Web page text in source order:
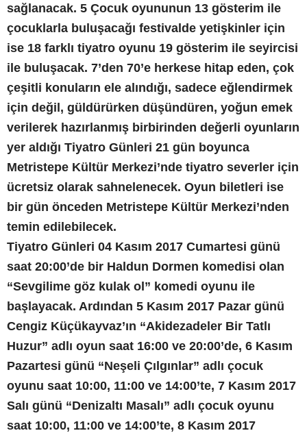
sağlanacak. 5 Çocuk oyununun 13 gösterim ile
çocuklarla buluşacağı festivalde yetişkinler için
ise 18 farklı tiyatro oyunu 19 gösterim ile seyircisi
ile buluşacak. 7’den 70’e herkese hitap eden, çok
çeşitli konuların ele alındığı, sadece eğlendirmek
için değil, güldürürken düşündüren, yoğun emek
verilerek hazırlanmış birbirinden değerli oyunların
yer aldığı Tiyatro Günleri 21 gün boyunca
Metristepe Kültür Merkezi’nde tiyatro severler için
ücretsiz olarak sahnelenecek. Oyun biletleri ise
bir gün önceden Metristepe Kültür Merkezi’nden
temin edilebilecek.
Tiyatro Günleri 04 Kasım 2017 Cumartesi günü
saat 20:00’de bir Haldun Dormen komedisi olan
“Sevgilime göz kulak ol” komedi oyunu ile
başlayacak. Ardından 5 Kasım 2017 Pazar günü
Cengiz Küçükayvaz’ın “Akidezadeler Bir Tatlı
Huzur” adlı oyun saat 16:00 ve 20:00’de, 6 Kasım
Pazartesi günü “Neşeli Çılgınlar” adlı çocuk
oyunu saat 10:00, 11:00 ve 14:00’te, 7 Kasım 2017
Salı günü “Denizaltı Masalı” adlı çocuk oyunu
saat 10:00, 11:00 ve 14:00’te, 8 Kasım 2017